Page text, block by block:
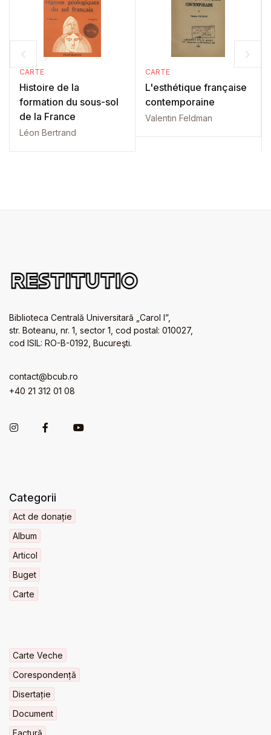
CARTE
Histoire de la
formation du sous-sol
de la France
Léon Bertrand
CARTE
L'esthétique française
contemporaine
Valentin Feldman
Biblioteca Centrală Universitară „Carol I”,
str. Boteanu, nr. 1, sector 1, cod postal: 010027,
cod ISIL: RO-B-0192, Bucureşti.
contact@bcub.ro
+40 21 312 01 08
Categorii
Act de donație
Album
Articol
Buget
Carte
Carte Veche
Corespondență
Disertație
Document